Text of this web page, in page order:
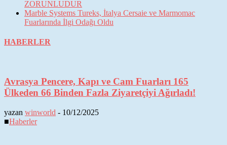
ZORUNLUDUR
Marble Systems Tureks, İtalya Cersaie ve Marmomac
Fuarlarında İlgi Odağı Oldu
HABERLER
Avrasya Pencere, Kapı ve Cam Fuarları 165
Ülkeden 66 Binden Fazla Ziyaretçiyi Ağırladı!
yazan winworld - 10/12/2025
■Haberler